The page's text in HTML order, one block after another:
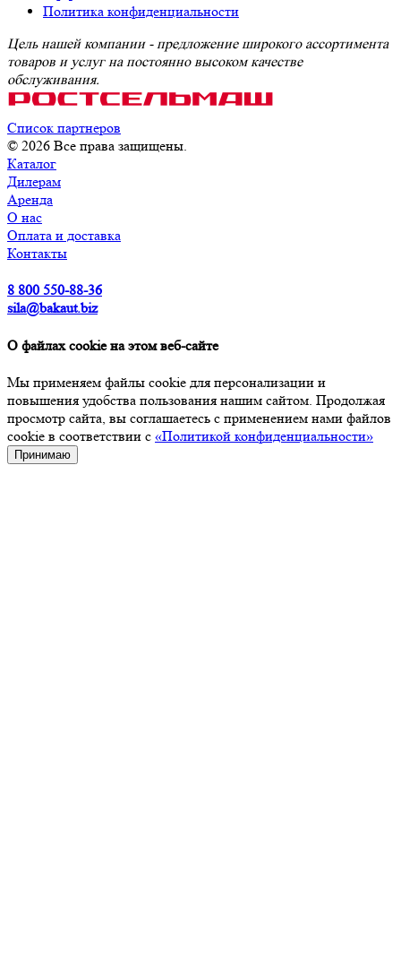
Политика конфиденциальности
Цель нашей компании - предложение широкого ассортимента
товаров и услуг на постоянно высоком качестве
обслуживания.
Список партнеров
© 2026 Все права защищены.
Каталог
Дилерам
Аренда
О нас
Оплата и доставка
Контакты
8 800 550-88-36
sila@bakaut.biz
О файлах cookie на этом веб-сайте
Мы применяем файлы cookie для персонализации и
повышения удобства пользования нашим сайтом. Продолжая
просмотр сайта, вы соглашаетесь с применением нами файлов
cookie в соответствии с «Политикой конфиденциальности»
Принимаю